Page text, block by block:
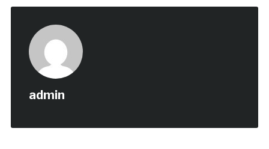
admin